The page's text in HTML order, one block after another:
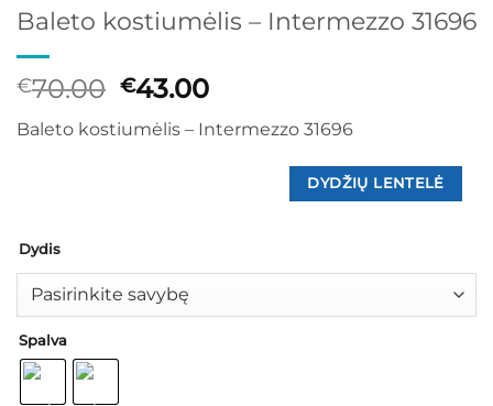
Baleto kostiumėlis – Intermezzo 31696
€70.00 Original
price
was:
€43.00Current
is:
€43.00.
Baleto kostiumėlis – Intermezzo 31696
DYDŽIŲ LENTELĖ
Dydis
Spalva